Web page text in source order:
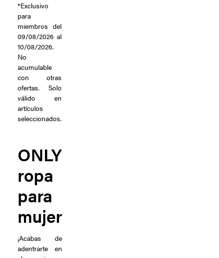
*Exclusivo
para
miembros del
09/08/2026 al
10/08/2026.
No
acumulable
con otras
ofertas. Solo
válido en
artículos
seleccionados.
ONLY
ropa
para
mujer
¡Acabas de
adentrarte en